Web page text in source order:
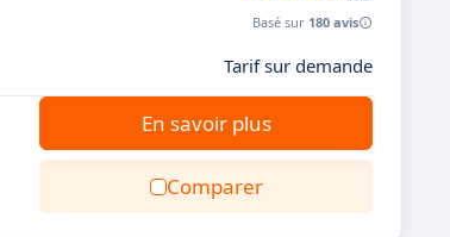
Basé sur 180 avis
Tarif sur demande
En savoir plus
Comparer